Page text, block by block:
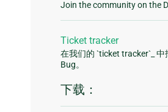
Join the community on the
Ticket tracker
在我们的 `ticket tracker`_
Bug。
下载：